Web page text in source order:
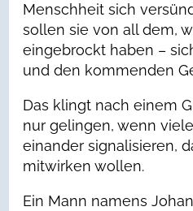
Menschheit sich
sollen sie von all dem,
eingebrockt haben –
und den kommenden
Das klingt nach einem
nur gelingen, wenn
einander signalisieren,
mitwirken wollen.
Ein Mann namens